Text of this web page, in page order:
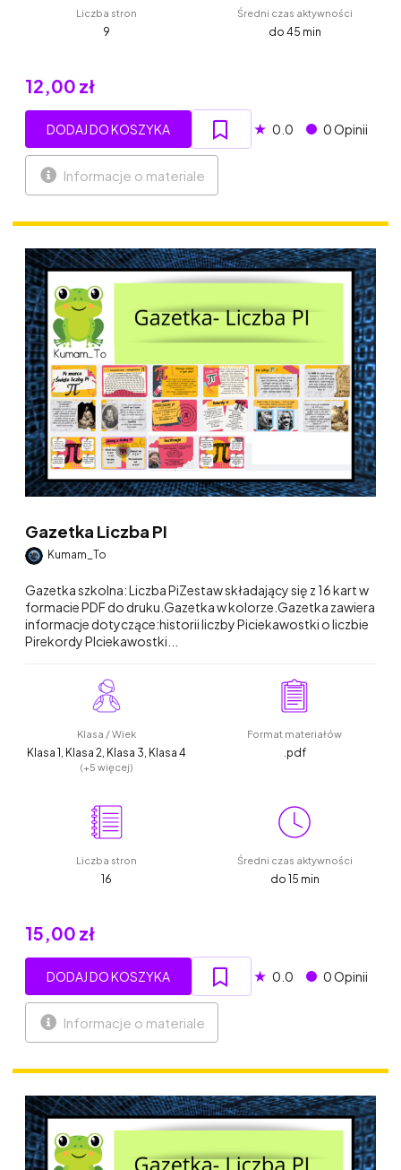
Liczba stron
9
Średni czas aktywności
do 45 min
12,00 zł
DODAJ DO KOSZYKA ★ 0.0 0 Opinii
Informacje o materiale
Gazetka Liczba PI
Kumam_To
Gazetka szkolna: Liczba PiZestaw składający się z 16 kart w
formacie PDF do druku.Gazetka w kolorze.Gazetka zawiera
informacje dotyczące:historii liczby Piciekawostki o liczbie
Pirekordy PIciekawostki...
Klasa / Wiek
Klasa 1, Klasa 2, Klasa 3, Klasa 4
(+5 więcej)
Format materiałów
.pdf
Liczba stron
16
Średni czas aktywności
do 15 min
15,00 zł
DODAJ DO KOSZYKA ★ 0.0 0 Opinii
Informacje o materiale